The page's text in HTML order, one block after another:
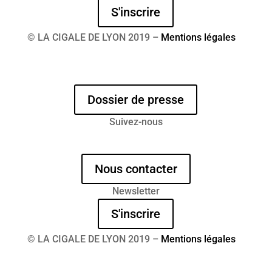
S'inscrire
© LA CIGALE DE LYON 2019 – Mentions légales
Dossier de presse
Suivez-nous
Nous contacter
Newsletter
S'inscrire
© LA CIGALE DE LYON 2019 – Mentions légales